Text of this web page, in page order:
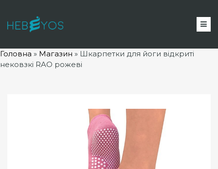
Головна » Магазин » Шкарпетки для йоги відкриті
нековзкі RAO рожеві